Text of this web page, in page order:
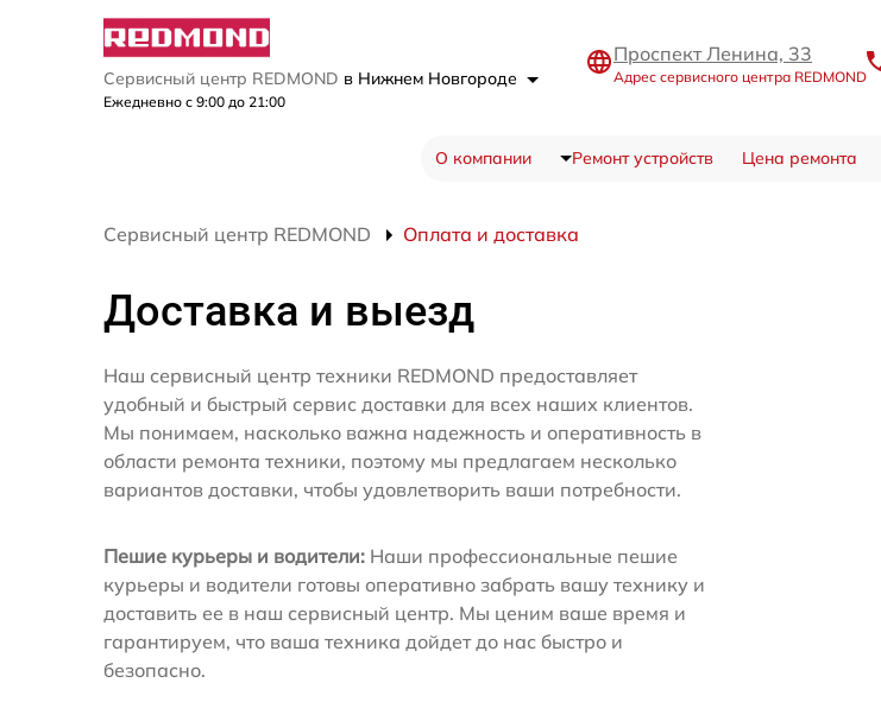
Сервисный центр REDMOND в Нижнем Новгороде
Ежедневно с 9:00 до 21:00
Проспект Ленина, 33
Адрес сервисного центра REDMOND
О компании Ремонт устройств Цена ремонта
Сервисный центр REDMOND Оплата и доставка
Доставка и выезд
Наш сервисный центр техники REDMOND предоставляет
удобный и быстрый сервис доставки для всех наших клиентов.
Мы понимаем, насколько важна надежность и оперативность в
области ремонта техники, поэтому мы предлагаем несколько
вариантов доставки, чтобы удовлетворить ваши потребности.
Пешие курьеры и водители: Наши профессиональные пешие
курьеры и водители готовы оперативно забрать вашу технику и
доставить ее в наш сервисный центр. Мы ценим ваше время и
гарантируем, что ваша техника дойдет до нас быстро и
безопасно.